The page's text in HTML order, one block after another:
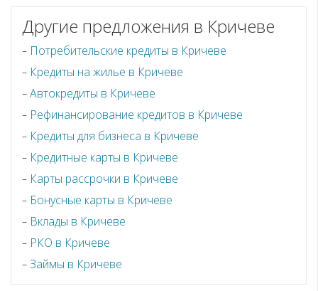
Другие предложения в Кричеве
Потребительские кредиты в Кричеве
Кредиты на жилье в Кричеве
Автокредиты в Кричеве
Рефинансирование кредитов в Кричеве
Кредиты для бизнеса в Кричеве
Кредитные карты в Кричеве
Карты рассрочки в Кричеве
Бонусные карты в Кричеве
Вклады в Кричеве
РКО в Кричеве
Займы в Кричеве